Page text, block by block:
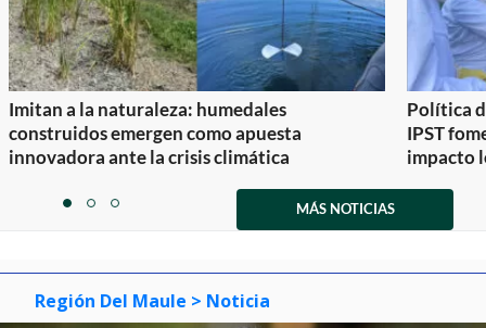
Imitan a la naturaleza: humedales
construidos emergen como apuesta
innovadora ante la crisis climática
Política
IPST
impacto
itemitemitem
MÁS NOTICIAS
Región Del Maule > Noticia